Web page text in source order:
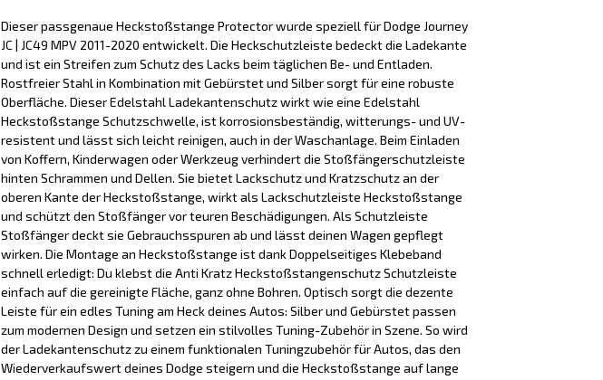
Dieser passgenaue Heckstoßstange Protector wurde speziell für Dodge Journey
JC | JC49 MPV 2011-2020 entwickelt. Die Heckschutzleiste bedeckt die Ladekante
und ist ein Streifen zum Schutz des Lacks beim täglichen Be- und Entladen.
Rostfreier Stahl in Kombination mit Gebürstet und Silber sorgt für eine robuste
Oberfläche. Dieser Edelstahl Ladekantenschutz wirkt wie eine Edelstahl
Heckstoßstange Schutzschwelle, ist korrosionsbeständig, witterungs- und UV-
resistent und lässt sich leicht reinigen, auch in der Waschanlage. Beim Einladen
von Koffern, Kinderwagen oder Werkzeug verhindert die Stoßfängerschutzleiste
hinten Schrammen und Dellen. Sie bietet Lackschutz und Kratzschutz an der
oberen Kante der Heckstoßstange, wirkt als Lackschutzleiste Heckstoßstange
und schützt den Stoßfänger vor teuren Beschädigungen. Als Schutzleiste
Stoßfänger deckt sie Gebrauchsspuren ab und lässt deinen Wagen gepflegt
wirken. Die Montage an Heckstoßstange ist dank Doppelseitiges Klebeband
schnell erledigt: Du klebst die Anti Kratz Heckstoßstangenschutz Schutzleiste
einfach auf die gereinigte Fläche, ganz ohne Bohren. Optisch sorgt die dezente
Leiste für ein edles Tuning am Heck deines Autos: Silber und Gebürstet passen
zum modernen Design und setzen ein stilvolles Tuning-Zubehör in Szene. So wird
der Ladekantenschutz zu einem funktionalen Tuningzubehör für Autos, das den
Wiederverkaufswert deines Dodge steigern und die Heckstoßstange auf lange